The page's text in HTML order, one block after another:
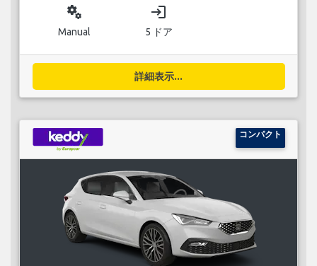
miscellaneous_services
Manual
login
5 ドア
詳細表示...
コンパクト